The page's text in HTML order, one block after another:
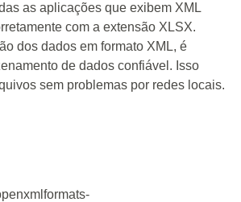
as aplicações que exibem XML
com a extensão XLSX.
dos dados em formato XML, é
de dados confiável. Isso
sem problemas por redes locais.